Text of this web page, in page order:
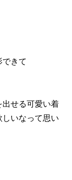
きて
出せる可愛い着
いなって思い